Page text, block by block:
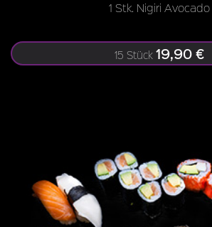
1 Stk. Nigiri Avocado
15 Stück 19,90 €